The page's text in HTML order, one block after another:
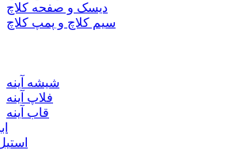
دیسک و صفحه کلاچ
سیم کلاچ و پمپ کلاچ
شیشه آینه
فلاپ آینه
قاب آینه